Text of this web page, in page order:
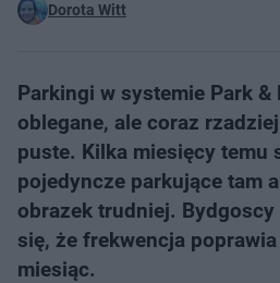
Dorota Witt
Parkingi w systemie Park &
oblegane, ale coraz
puste. Kilka miesięcy temu
pojedyncze parkujące tam
obrazek trudniej.
się, że frekwencja
miesiąc.